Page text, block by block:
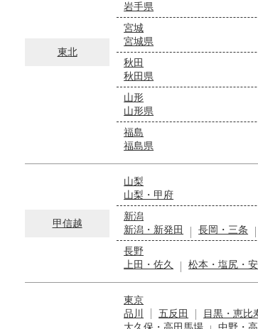
東北
岩手県
宮城
宮城県
秋田
秋田県
山形
山形県
福島
福島県
甲信越
山梨
山梨・甲府
新潟
新潟・新発田
長岡・三条
長野
上田・佐久
松本・塩尻・
東京
品川
五反田 目黒・恵比